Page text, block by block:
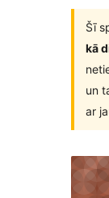
Šī
kā
un
ar